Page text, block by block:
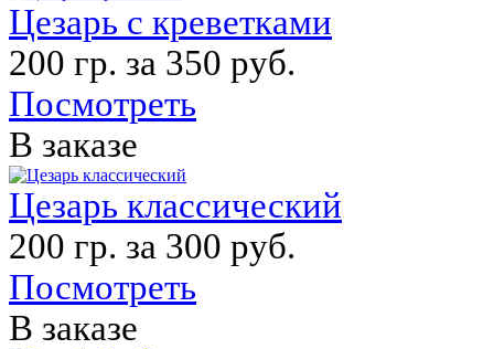
Цезарь с креветками
200 гр. за 350 руб.
Посмотреть
В заказе
Цезарь классический
200 гр. за 300 руб.
Посмотреть
В заказе